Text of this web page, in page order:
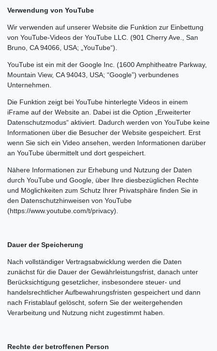
Verwendung von YouTube
Wir verwenden auf unserer Website die Funktion zur Einbettung
von YouTube-Videos der YouTube LLC. (901 Cherry Ave., San
Bruno, CA 94066, USA; „YouTube“).
YouTube ist ein mit der Google Inc. (1600 Amphitheatre Parkway,
Mountain View, CA 94043, USA; “Google”) verbundenes
Unternehmen.
Die Funktion zeigt bei YouTube hinterlegte Videos in einem
iFrame auf der Website an. Dabei ist die Option „Erweiterter
Datenschutzmodus“ aktiviert. Dadurch werden von YouTube keine
Informationen über die Besucher der Website gespeichert. Erst
wenn Sie sich ein Video ansehen, werden Informationen darüber
an YouTube übermittelt und dort gespeichert.
Nähere Informationen zur Erhebung und Nutzung der Daten
durch YouTube und Google, über Ihre diesbezüglichen Rechte
und Möglichkeiten zum Schutz Ihrer Privatsphäre finden Sie in
den Datenschutzhinweisen von YouTube
(https://www.youtube.com/t/privacy).
Dauer der Speicherung
Nach vollständiger Vertragsabwicklung werden die Daten
zunächst für die Dauer der Gewährleistungsfrist, danach unter
Berücksichtigung gesetzlicher, insbesondere steuer- und
handelsrechtlicher Aufbewahrungsfristen gespeichert und dann
nach Fristablauf gelöscht, sofern Sie der weitergehenden
Verarbeitung und Nutzung nicht zugestimmt haben.
Rechte der betroffenen Person